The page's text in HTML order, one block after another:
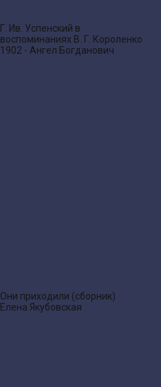
Г. Ив. Успенский в
воспоминаниях В. Г. Короленко
1902 - Ангел Богданович
Они приходили (сборник)
Елена Якубовская